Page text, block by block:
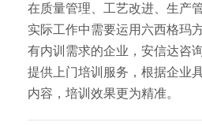
在质量管理、工艺改进、生产
实际工作中需要运用六西格玛
有内训需求的企业，安信达咨
提供上门培训服务，根据企业
内容，培训效果更为精准。